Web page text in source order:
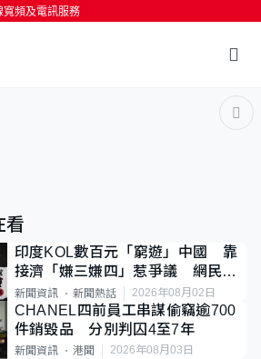
寬頻及電訊服務
看
印度KOL數百元「窮遊」中國 靠
接濟「嫌三嫌四」惹爭議 網民：
不歡迎劣質旅客
新聞資訊 新聞熱話 2026年08月02日
CHANEL四前員工串謀偷竊逾700
件銷毀品 分別判囚4至7年
新聞資訊 港聞 2026年08月03日